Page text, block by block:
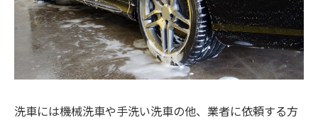
洗車には機械洗車や手洗い洗車の他、業者に依頼する方